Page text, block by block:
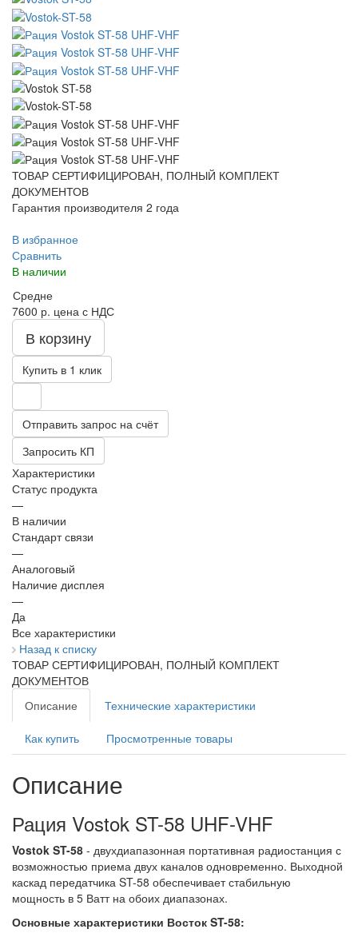
ТОВАР СЕРТИФИЦИРОВАН, ПОЛНЫЙ КОМПЛЕКТ
ДОКУМЕНТОВ
Гарантия производителя 2 года
В избранное
Сравнить
В наличии
Средне
7600 р. цена с НДС
В корзину
Купить в 1 клик
Отправить запрос на счёт
Запросить КП
Характеристики
Статус продукта
—
В наличии
Стандарт связи
—
Аналоговый
Наличие дисплея
—
Да
Все характеристики
Назад к списку
ТОВАР СЕРТИФИЦИРОВАН, ПОЛНЫЙ КОМПЛЕКТ
ДОКУМЕНТОВ
Описание
Технические характеристики
Как купить Просмотренные товары
Описание
Рация Vostok ST-58 UHF-VHF
Vostok ST-58 - двухдиапазонная портативная радиостанция с
возможностью приема двух каналов одновременно. Выходной
каскад передатчика ST-58 обеспечивает стабильную
мощность в 5 Ватт на обоих диапазонах.
Основные характеристики Восток ST-58: